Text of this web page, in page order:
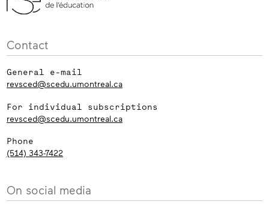
Contact
General e-mail
revsced@scedu.umontreal.ca
For individual subscriptions
revsced@scedu.umontreal.ca
Phone
(514) 343-7422
On social media